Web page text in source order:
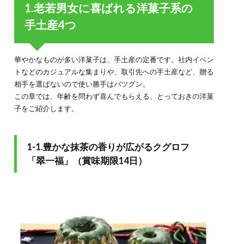
喜ば
洋菓
の手
土産
4つ
1-1.豊
かな抹
茶の香
「翠一
福」
（賞味
コ好き
の方
1.老若男女に喜ばれる洋菓子系の
手土産4つ
華やかなものが多い洋菓子は、手土産の定番です。社内イベン
トなどのカジュアルな集まりや、取引先への手土産など、贈る
相手を選ばないので使い勝手はバツグン。
この章では、年齢を問わず喜んでもらえる、とっておきの洋菓
子をご紹介します。
1-1.豊かな抹茶の香りが広がるクグロフ
「翠一福」（賞味期限14日）